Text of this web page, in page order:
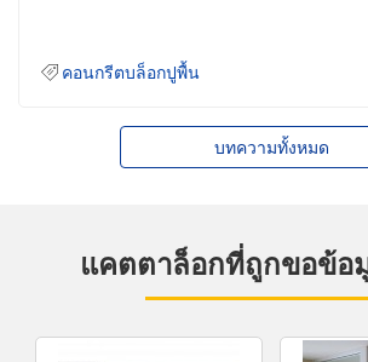
คอนกรีตบล็อกปูพื้น
บทความทั้งหมด
แคตตาล็อกที่ถูกขอข้อ